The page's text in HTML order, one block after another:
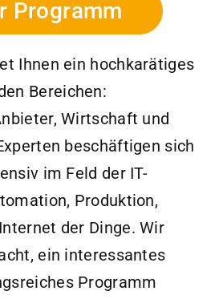
Programm
Ihnen ein hochkarätiges
Bereichen:
Wirtschaft und
beschäftigen sich
im Feld der IT-
Produktion,
der Dinge. Wir
ein interessantes
Programm